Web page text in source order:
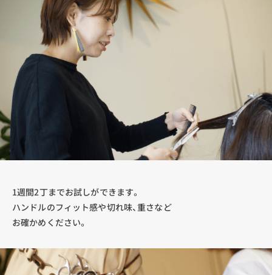
1週間2丁までお試しができます。
ハンドルのフィット感や切れ味、重さなど
お確かめください。